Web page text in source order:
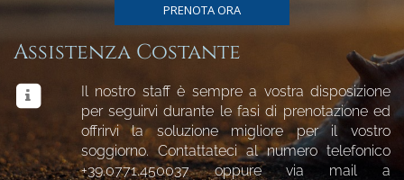
PRENOTA ORA
Assistenza Costante
Il nostro staff è sempre a vostra disposizione
per seguirvi durante le fasi di prenotazione ed
offrirvi la soluzione migliore per il vostro
soggiorno. Contattateci al numero telefonico
+39.0771.450037
oppure via mail a